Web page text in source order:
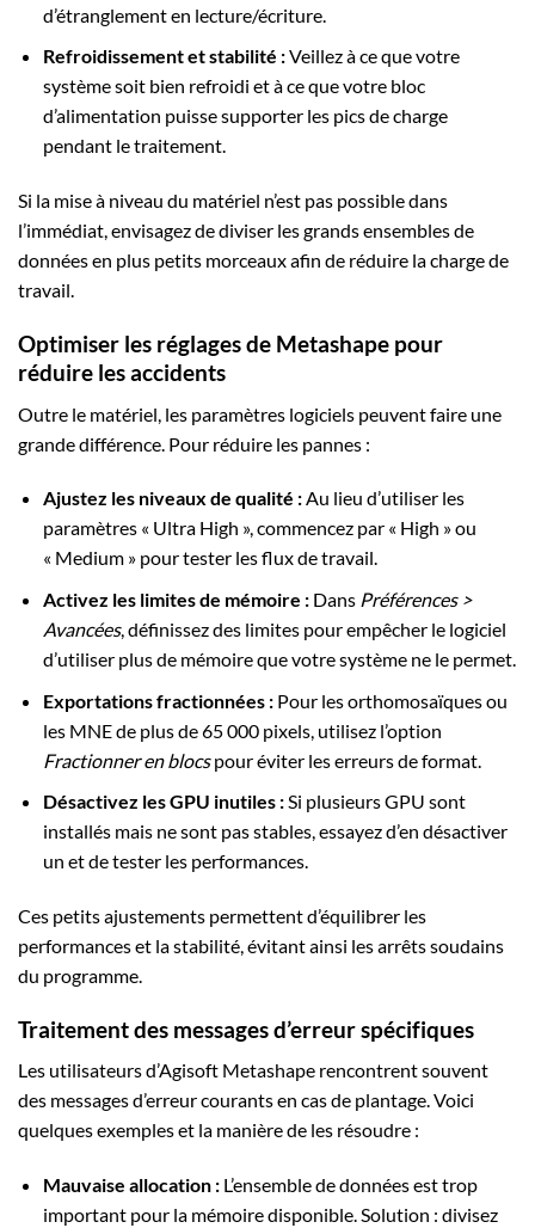
d’étranglement en lecture/écriture.
Refroidissement et stabilité :Veillez à ce que votre
système soit bien refroidi et à ce que votre bloc
d’alimentation puisse supporter les pics de charge
pendant le traitement.
Si la mise à niveau du matériel n’est pas possible dans
l’immédiat, envisagez de diviser les grands ensembles de
données en plus petits morceaux afin de réduire la charge de
travail.
Optimiser les réglages de Metashape pour
réduire les accidents
Outre le matériel, les paramètres logiciels peuvent faire une
grande différence. Pour réduire les pannes :
Ajustez les niveaux de qualité :Au lieu d’utiliser les
paramètres « Ultra High », commencez par « High » ou
« Medium » pour tester les flux de travail.
Activez les limites de mémoire :Dans Préférences >
Avancées, définissez des limites pour empêcher le logiciel
d’utiliser plus de mémoire que votre système ne le permet.
Exportations fractionnées :Pour les orthomosaïques ou
les MNE de plus de 65 000 pixels, utilisez l’option
Fractionner en blocspour éviter les erreurs de format.
Désactivez les GPU inutiles :Si plusieurs GPU sont
installés mais ne sont pas stables, essayez d’en désactiver
un et de tester les performances.
Ces petits ajustements permettent d’équilibrer les
performances et la stabilité, évitant ainsi les arrêts soudains
du programme.
Traitement des messages d’erreur spécifiques
Les utilisateurs d’Agisoft Metashape rencontrent souvent
des messages d’erreur courants en cas de plantage. Voici
quelques exemples et la manière de les résoudre :
Mauvaise allocation :L’ensemble de données est trop
important pour la mémoire disponible. Solution : divisez